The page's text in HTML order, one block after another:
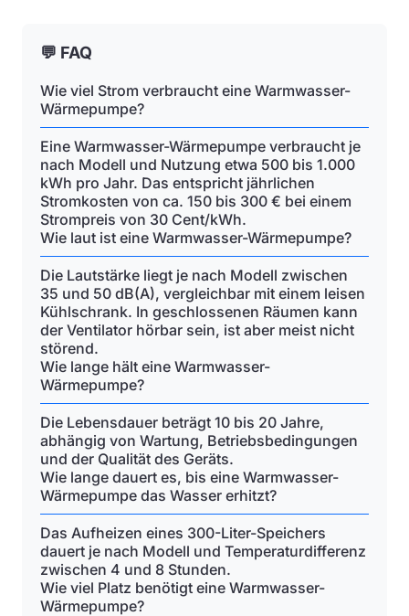
💬 FAQ
Wie viel Strom verbraucht eine Warmwasser-
Wärmepumpe?
Eine Warmwasser-Wärmepumpe verbraucht je
nach Modell und Nutzung etwa 500 bis 1.000
kWh pro Jahr. Das entspricht jährlichen
Stromkosten von ca. 150 bis 300 € bei einem
Strompreis von 30 Cent/kWh.
Wie laut ist eine Warmwasser-Wärmepumpe?
Die Lautstärke liegt je nach Modell zwischen
35 und 50 dB(A), vergleichbar mit einem leisen
Kühlschrank. In geschlossenen Räumen kann
der Ventilator hörbar sein, ist aber meist nicht
störend.
Wie lange hält eine Warmwasser-
Wärmepumpe?
Die Lebensdauer beträgt 10 bis 20 Jahre,
abhängig von Wartung, Betriebsbedingungen
und der Qualität des Geräts.
Wie lange dauert es, bis eine Warmwasser-
Wärmepumpe das Wasser erhitzt?
Das Aufheizen eines 300-Liter-Speichers
dauert je nach Modell und Temperaturdifferenz
zwischen 4 und 8 Stunden.
Wie viel Platz benötigt eine Warmwasser-
Wärmepumpe?